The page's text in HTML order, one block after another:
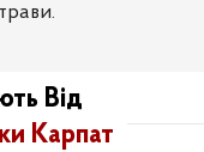
Від
Карпат